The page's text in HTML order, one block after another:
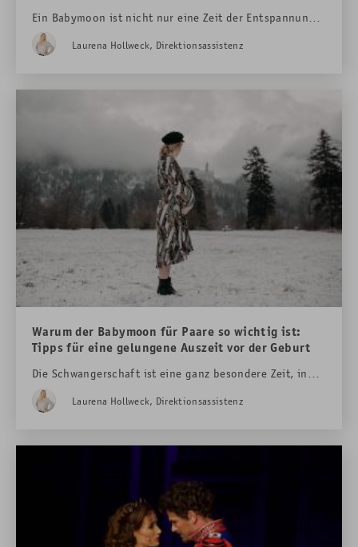
Ein Babymoon ist nicht nur eine Zeit der Entspannung,
sondern auch eine Gelegenheit für werdende Väter, sich
bewusst auf ihre neue Rolle vorzubereiten - und dabei
Wellness und Genuss zu gestalten.
Laurena Hollweck, Direktionsassistenz
Warum der Babymoon für Paare so wichtig ist:
Tipps für eine gelungene Auszeit vor der Geburt
Die Schwangerschaft ist eine ganz besondere Zeit, in
der sich nicht nur der Körper verändert, sondern auch
die Vorfreude auf das gemeinsame Familienleben
und die Zweisamkeit zu genießen. Das
Rübezahl in Schwangau im Allgäu
weltberühmten Königsschlösser Neuschwanstein und
Laurena Hollweck, Direktionsassistenz